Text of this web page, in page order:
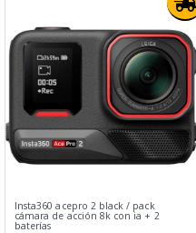
Insta360 acepro 2 black / pack
cámara de acción 8k con ia + 2
baterías